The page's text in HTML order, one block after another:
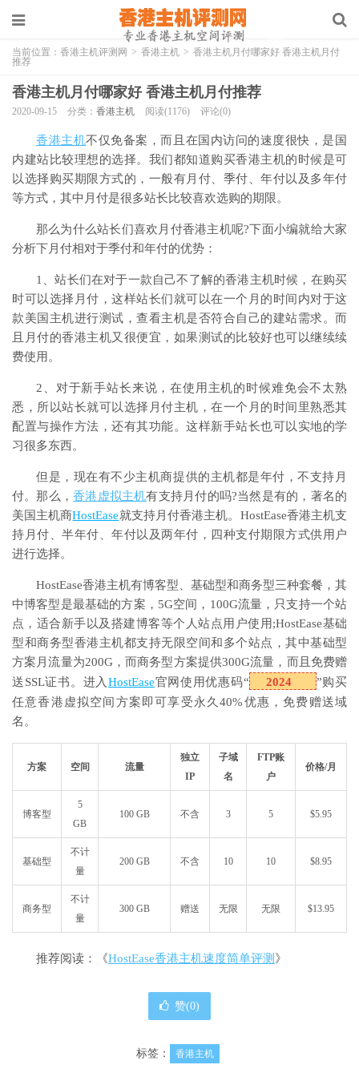
当前位置： 香港主机评测网 > 香港主机 > 香港主机月付哪家好 香港主机月付
推荐
香港主机月付哪家好 香港主机月付推荐
2020-09-15 分类： 香港主机 阅读(1176) 评论(0)
香港主机不仅免备案，而且在国内访问的速度很快，是国
内建站比较理想的选择。我们都知道购买香港主机的时候是可
以选择购买期限方式的，一般有月付、季付、年付以及多年付
等方式，其中月付是很多站长比较喜欢选购的期限。
那么为什么站长们喜欢月付香港主机呢?下面小编就给大家
分析下月付相对于季付和年付的优势：
1、站长们在对于一款自己不了解的香港主机时候，在购买
时可以选择月付，这样站长们就可以在一个月的时间内对于这
款美国主机进行测试，查看主机是否符合自己的建站需求。而
且月付的香港主机又很便宜，如果测试的比较好也可以继续续
费使用。
2、对于新手站长来说，在使用主机的时候难免会不太熟
悉，所以站长就可以选择月付主机，在一个月的时间里熟悉其
配置与操作方法，还有其功能。这样新手站长也可以实地的学
习很多东西。
但是，现在有不少主机商提供的主机都是年付，不支持月
付。那么，香港虚拟主机有支持月付的吗?当然是有的，著名的
美国主机商HostEase就支持月付香港主机。HostEase香港主机支
持月付、半年付、年付以及两年付，四种支付期限方式供用户
进行选择。
HostEase香港主机有博客型、基础型和商务型三种套餐，其
中博客型是最基础的方案，5G空间，100G流量，只支持一个站
点，适合新手以及搭建博客等个人站点用户使用;HostEase基础
型和商务型香港主机都支持无限空间和多个站点，其中基础型
方案月流量为200G，而商务型方案提供300G流量，而且免费赠
送SSL证书。进入 HostEase官网使用优惠码“ 2024
”购买
任意香港虚拟空间方案即可享受永久40%优惠，免费赠送域
名。
方案 空间 流量
独立
IP
子域
名
FTP账
户
价格/月
博客型
5
GB
100 GB 不含 3 5 $5.95
基础型
不计
量
200 GB 不含 10 10 $8.95
商务型
不计
量
300 GB 赠送 无限 无限 $13.95
推荐阅读：《HostEase香港主机速度简单评测 》
赞(0)
标签： 香港主机